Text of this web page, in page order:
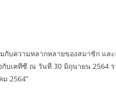
กับความหลากหลายของสมาชิก แล
บเคทีซี ณ วันที่ 30 มิถุนายน 2564
2564”